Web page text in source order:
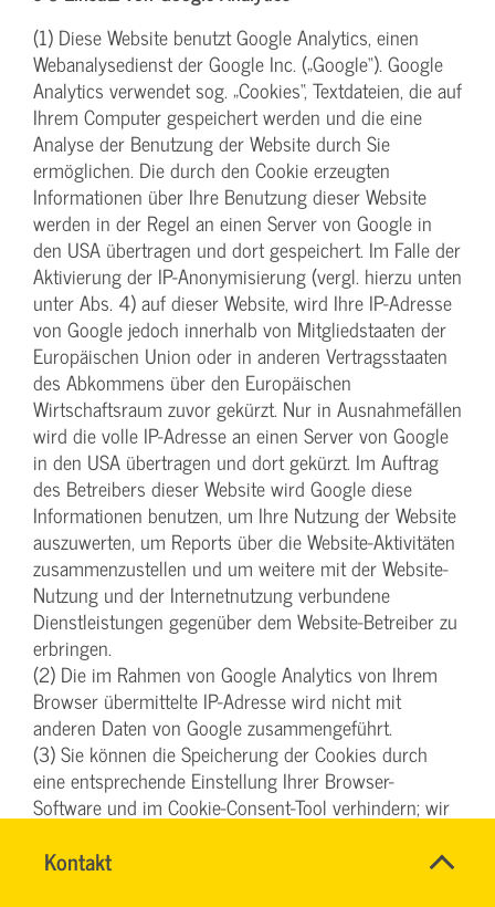
Kontakt
Name*
SVG-
Wiki
(1) Diese Website benutzt Google Analytics, einen
Webanalysedienst der Google Inc. („Google“). Google
Analytics verwendet sog. „Cookies“, Textdateien, die auf
Ihrem Computer gespeichert werden und die eine
Analyse der Benutzung der Website durch Sie
ermöglichen. Die durch den Cookie erzeugten
Informationen über Ihre Benutzung dieser Website
werden in der Regel an einen Server von Google in
den USA übertragen und dort gespeichert. Im Falle der
Aktivierung der IP-Anonymisierung (vergl. hierzu unten
unter Abs. 4) auf dieser Website, wird Ihre IP-Adresse
von Google jedoch innerhalb von Mitgliedstaaten der
Europäischen Union oder in anderen Vertragsstaaten
des Abkommens über den Europäischen
Wirtschaftsraum zuvor gekürzt. Nur in Ausnahmefällen
wird die volle IP-Adresse an einen Server von Google
in den USA übertragen und dort gekürzt. Im Auftrag
des Betreibers dieser Website wird Google diese
Informationen benutzen, um Ihre Nutzung der Website
auszuwerten, um Reports über die Website-Aktivitäten
zusammenzustellen und um weitere mit der Website-
Nutzung und der Internetnutzung verbundene
Dienstleistungen gegenüber dem Website-Betreiber zu
erbringen.
(2) Die im Rahmen von Google Analytics von Ihrem
Browser übermittelte IP-Adresse wird nicht mit
anderen Daten von Google zusammengeführt.
(3) Sie können die Speicherung der Cookies durch
eine entsprechende Einstellung Ihrer Browser-
Software und im Cookie-Consent-Tool verhindern; wir
gegebenenfalls nicht sämtliche Funktionen dieser